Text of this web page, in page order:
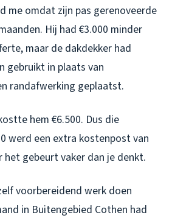
me omdat zijn pas gerenoveerde
Hij had €3.000 minder
maar de dakdekker had
gebruikt in plaats van
randafwerking geplaatst.
hem €6.500. Dus die
werd een extra kostenpost van
het gebeurt vaker dan je denkt.
voorbereidend werk doen
in Buitengebied Cothen had